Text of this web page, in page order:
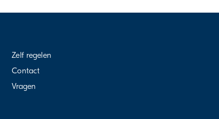
Zelf regelen
Contact
Vragen